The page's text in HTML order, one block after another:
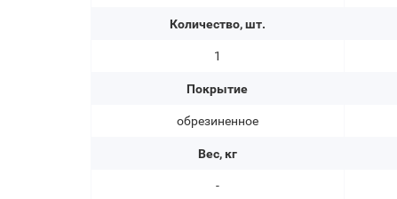
Количество, шт.
1
Покрытие
обрезиненное
Вес, кг
-